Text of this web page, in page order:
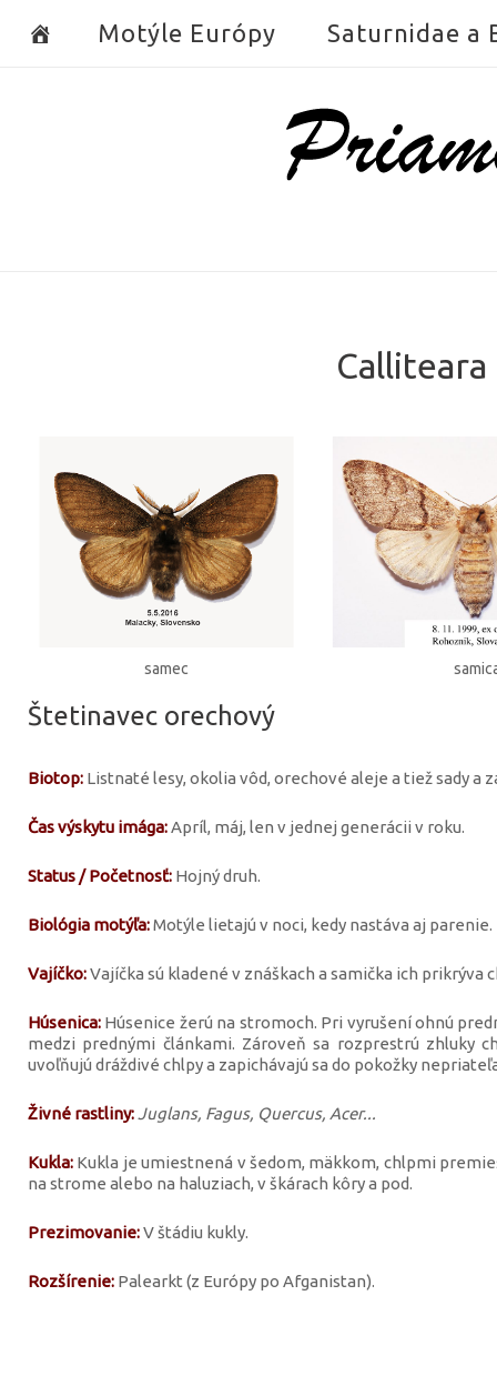
Motýle Európy Saturnidae a
Home
samec
Štetinavec orechový
Biotop: Listnaté lesy, okolia vôd, orechové aleje a tiež sady a
Čas výskytu imága:Apríl, máj, len v jednej generácii v roku.
Status / Početnosť: Hojný druh.
Biológia motýľa:Motýle lietajú v noci, kedy nastáva aj
Vajíčko:Vajíčka sú kladené v znáškach a samička ich prikrýva
Húsenica: Húsenice žerú na stromoch. Pri vyrušení ohnú
medzi prednými článkami. Zároveň sa rozprestrú zhluky
uvoľňujú dráždivé chlpy a zapichávajú sa do pokožky
Živné rastliny: Juglans, Fagus, Quercus, Acer...
Kukla: Kukla je umiestnená v šedom, mäkkom, chlpmi
na strome alebo na haluziach, v škárach kôry a pod.
Prezimovanie:V štádiu kukly.
Rozšírenie: Palearkt (z Európy po Afganistan).